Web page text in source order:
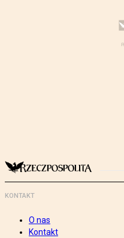
KONTAKT
O nas
Kontakt